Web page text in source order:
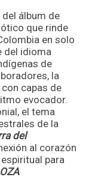
del álbum de
que rinde
en solo
del idioma
de
la
capas de
evocador.
el tema
de la
del
al corazón
para